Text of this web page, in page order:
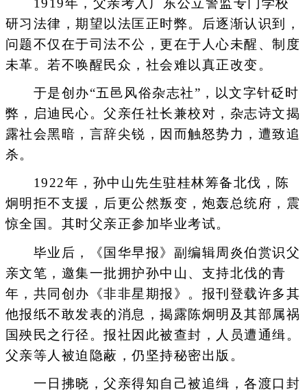
1919年，父亲考入广东公立警监专门学校
研习法律，期望以法匡正时弊。后逐渐认识到，
问题不仅在于司法不公，更在于人心未醒、制度
未革。若不唤醒民众，社会难以真正改变。
于是创办“五邑风俗杂志社”，以文字针砭时
弊，启迪民心。父亲任社长兼校对，杂志诗文揭
露社会黑暗，言辞尖锐，因而触怒势力，遭致追
杀。
1922年，孙中山先生驻桂林筹备北伐，陈
炯明拒不支援，后更公然叛变，炮轰总统府，震
惊全国。其时父亲正参加毕业考试。
毕业后，《国华早报》副编辑周炎伯赏识父
亲文笔，邀集一批拥护孙中山、支持北伐的青
年，共同创办《非非星期报》。报刊登载许多其
他报纸不敢发表的消息，揭露陈炯明及其部属祸
国殃民之行径。报社因此被查封，人员遭通缉。
父亲等人被迫隐蔽，仍坚持秘密出版。
一日拂晓，父亲得知自己被追缉，各渡口封